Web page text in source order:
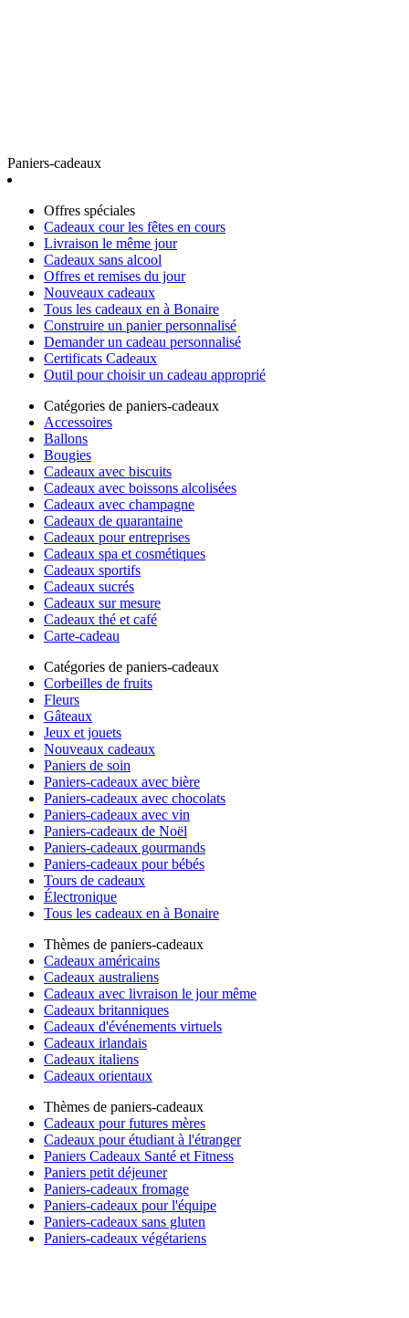
Paniers-cadeaux
Offres spéciales
Cadeaux cour les fêtes en cours
Livraison le même jour
Cadeaux sans alcool
Offres et remises du jour
Nouveaux cadeaux
Tous les cadeaux en à Bonaire
Construire un panier personnalisé
Demander un cadeau personnalisé
Certificats Cadeaux
Outil pour choisir un cadeau approprié
Catégories de paniers-cadeaux
Accessoires
Ballons
Bougies
Cadeaux avec biscuits
Cadeaux avec boissons alcolisées
Cadeaux avec champagne
Cadeaux de quarantaine
Cadeaux pour entreprises
Cadeaux spa et cosmétiques
Cadeaux sportifs
Cadeaux sucrés
Cadeaux sur mesure
Cadeaux thé et café
Carte-cadeau
Catégories de paniers-cadeaux
Corbeilles de fruits
Fleurs
Gâteaux
Jeux et jouets
Nouveaux cadeaux
Paniers de soin
Paniers-cadeaux avec bière
Paniers-cadeaux avec chocolats
Paniers-cadeaux avec vin
Paniers-cadeaux de Noël
Paniers-cadeaux gourmands
Paniers-cadeaux pour bébés
Tours de cadeaux
Électronique
Tous les cadeaux en à Bonaire
Thèmes de paniers-cadeaux
Cadeaux américains
Cadeaux australiens
Cadeaux avec livraison le jour même
Cadeaux britanniques
Cadeaux d'événements virtuels
Cadeaux irlandais
Cadeaux italiens
Cadeaux orientaux
Thèmes de paniers-cadeaux
Cadeaux pour futures mères
Cadeaux pour étudiant à l'étranger
Paniers Cadeaux Santé et Fitness
Paniers petit déjeuner
Paniers-cadeaux fromage
Paniers-cadeaux pour l'équipe
Paniers-cadeaux sans gluten
Paniers-cadeaux végétariens